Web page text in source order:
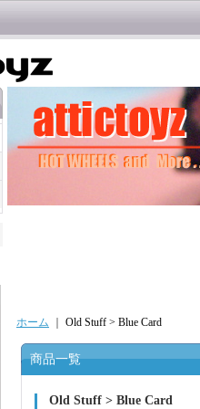
ホーム Old Stuff > Blue Card
商品一覧
Old Stuff > Blue Card